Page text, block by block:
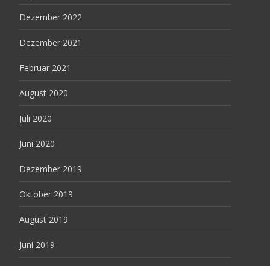
Dezember 2022
Dezember 2021
Februar 2021
August 2020
Juli 2020
Juni 2020
Dezember 2019
Oktober 2019
August 2019
Juni 2019